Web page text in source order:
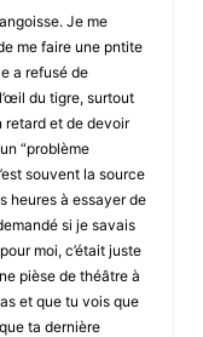
Je me
me faire une pntite
a refusé de
du tigre, surtout
retard et de devoir
“problème
souvent la source
heures à essayer de
si je savais
moi, c’était juste
pièse de théâtre à
et que tu vois que
ta dernière